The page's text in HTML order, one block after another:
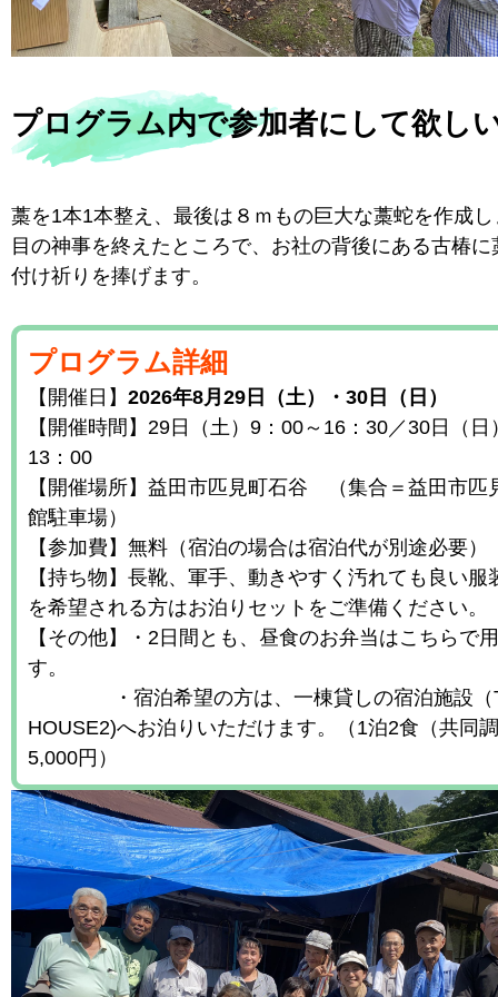
プログラム内で参加者にして欲し
藁を1本1本整え、最後は８ｍもの巨大な藁蛇を作成
目の神事を終えたところで、お社の背後にある古椿に
付け祈りを捧げます。
プログラム詳細
【開催日】 2026年8月29日（土）・30日（日）
【開催時間】29日（土）9：00～16：30／30日（日
13：00
【開催場所】益田市匹見町石谷 （集合＝益田市匹
館駐車場）
【参加費】無料（宿泊の場合は宿泊代が別途必要）
【持ち物】長靴、軍手、動きやすく汚れても良い服
を希望される方はお泊りセットをご準備ください。
【その他】・2日間とも、昼食のお弁当はこちらで
す。
・宿泊希望の方は、一棟貸しの宿泊施設（
HOUSE2)へお泊りいただけます。（1泊2食（共同
5,000円）